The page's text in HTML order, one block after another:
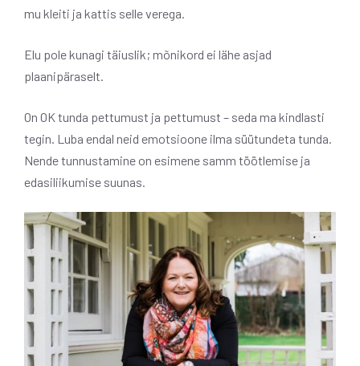
mu kleiti ja kattis selle verega.
Elu pole kunagi täiuslik; mõnikord ei lähe asjad
plaanipäraselt.
On OK tunda pettumust ja pettumust – seda ma kindlasti
tegin. Luba endal neid emotsioone ilma süütundeta tunda.
Nende tunnustamine on esimene samm töötlemise ja
edasiliikumise suunas.